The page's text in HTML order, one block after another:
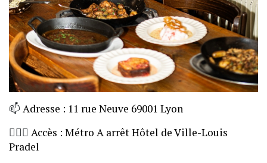
📫 Adresse : 11 rue Neuve 69001 Lyon
🏃🏼‍♀️ Accès : Métro A arrêt Hôtel de Ville-Louis
Pradel